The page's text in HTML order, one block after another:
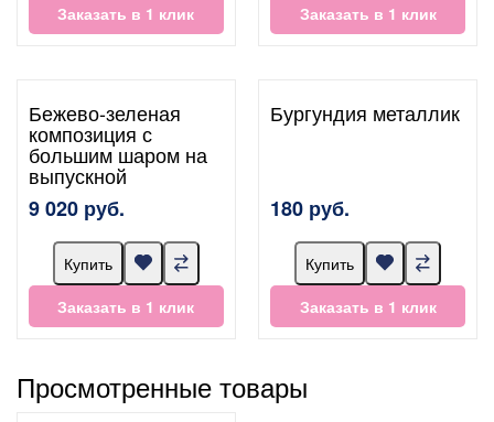
Заказать в 1 клик
Заказать в 1 клик
Бежево-зеленая
композиция с
большим шаром на
выпускной
9 020 руб.
Купить
Заказать в 1 клик
Бургундия металлик
180 руб.
Купить
Заказать в 1 клик
Просмотренные товары